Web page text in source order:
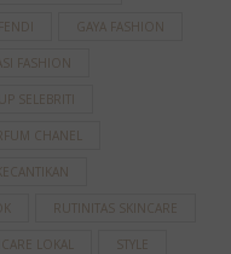
FENDI GAYA FASHION
FASHION
SELEBRITI
CHANEL
RUTINITAS SKINCARE
LOKAL STYLE